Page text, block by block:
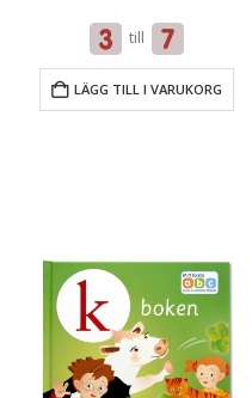
till
LÄGG TILL I VARUKORG